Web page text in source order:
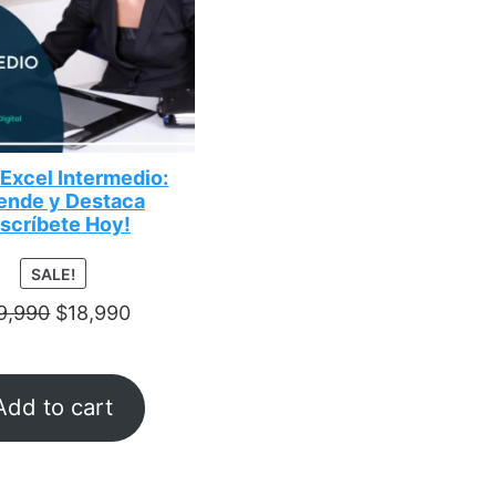
Intermedio:
y Destaca
Hoy!
SALE!PRODUCT
SALE
$18,990
to cart